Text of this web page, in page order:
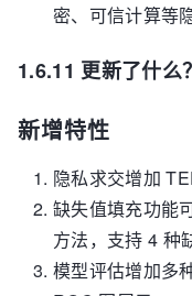
密、可信计算等
1.6.11 更新了什么？
新增特性
隐私求交增加
缺失值填充功能
方法，支持 4 种
模型评估增加多